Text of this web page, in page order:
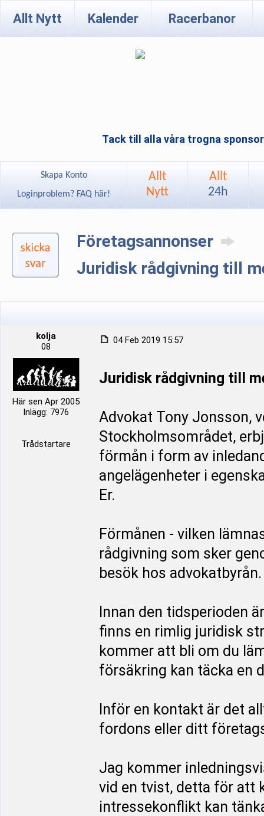
Allt Nytt Kalender Racerbanor
Tack till alla våra trogna
Skapa Konto
Loginproblem? FAQ här!
Allt
Nytt
Allt
24h
Företagsannonser
Juridisk rådgivning till
kolja
08
Här sen Apr 2005
Inlägg: 7976
Trådstartare
04 Feb 2019 15:57
Juridisk rådgivning till
Advokat Tony Jonsson,
Stockholmsområdet,
förmån i form av
angelägenheter i
Er.
Förmånen - vilken
rådgivning som sker
besök hos advokatbyrån.
Innan den tidsperioden
finns en rimlig juridisk
kommer att bli om du
försäkring kan täcka en
Inför en kontakt är det
fordons eller ditt
Jag kommer
vid en tvist, detta för att
intressekonflikt kan